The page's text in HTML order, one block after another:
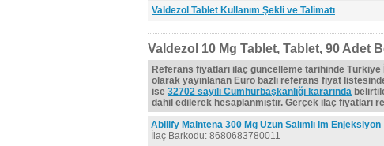
Valdezol Tablet Kullanım Şekli ve Talimatı
Valdezol 10 Mg Tablet, Tablet, 90 Adet
Referans fiyatları ilaç güncelleme tarihinde Türkiye
olarak yayınlanan Euro bazlı referans fiyat
ise 32702 sayılı Cumhurbaşkanlığı kararında
dahil edilerek hesaplanmıştır. Gerçek ilaç fiyatları
Abilify Maintena 300 Mg Uzun Salımlı Im Enjeksiyon
İlaç Barkodu: 8680683780011